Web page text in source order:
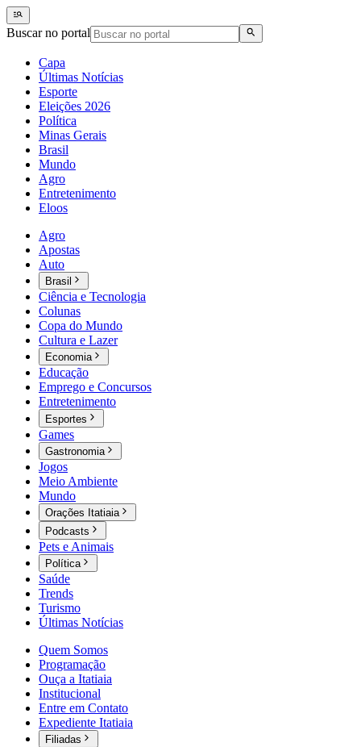
Buscar no portal
Capa
Últimas Notícias
Esporte
Eleições 2026
Política
Minas Gerais
Brasil
Mundo
Agro
Entretenimento
Eloos
Agro
Apostas
Auto
Brasil
Ciência e Tecnologia
Colunas
Copa do Mundo
Cultura e Lazer
Economia
Educação
Emprego e Concursos
Entretenimento
Esportes
Games
Gastronomia
Jogos
Meio Ambiente
Mundo
Orações Itatiaia
Podcasts
Pets e Animais
Política
Saúde
Trends
Turismo
Últimas Notícias
Quem Somos
Programação
Ouça a Itatiaia
Institucional
Entre em Contato
Expediente Itatiaia
Filiadas